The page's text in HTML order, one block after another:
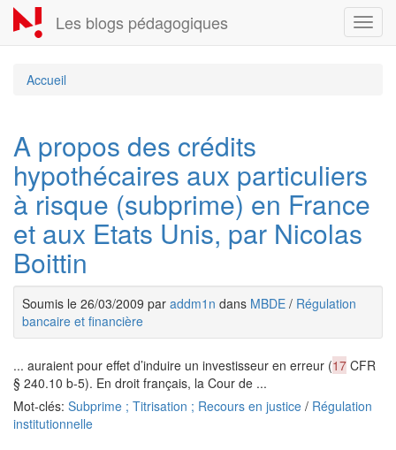
Aller
au
contenu
Les blogs pédagogiques
Accueil
A propos des crédits
hypothécaires aux particuliers
à risque (subprime) en France
et aux Etats Unis, par Nicolas
Boittin
Soumis le 26/03/2009 par addm1n dans MBDE / Régulation
bancaire et financière
... auraient pour effet d’induire un investisseur en erreur (17 CFR
§ 240.10 b-5). En droit français, la Cour de ...
Mot-clés: Subprime ; Titrisation ; Recours en justice / Régulation
institutionnelle